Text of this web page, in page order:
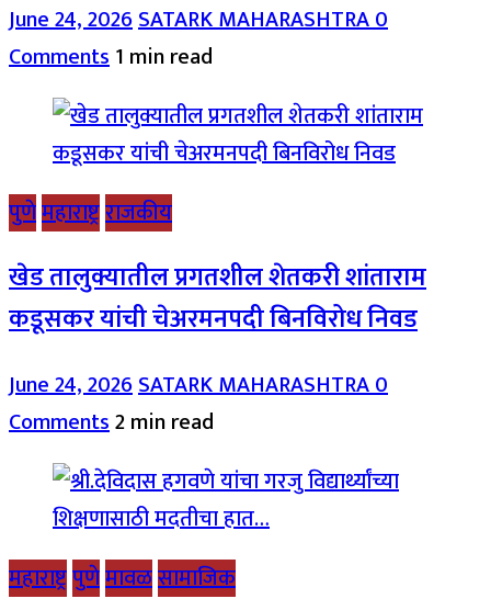
June 24, 2026SATARK MAHARASHTRA0
Comments1 min read
पुणेमहाराष्ट्रराजकीय
खेड तालुक्यातील प्रगतशील शेतकरी शांताराम
कडूसकर यांची चेअरमनपदी बिनविरोध निवड
June 24, 2026SATARK MAHARASHTRA0
Comments2 min read
महाराष्ट्रपुणेमावळसामाजिक